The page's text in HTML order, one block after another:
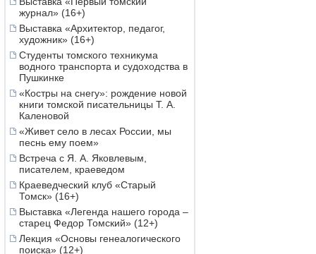
журнал» (16+)
Выставка «Архитектор, педагог,
художник» (16+)
Студенты томского техникума
водного транспорта и судоходства в
Пушкинке
«Костры на снегу»: рождение новой
книги томской писательницы Т. А.
Каленовой
«Живет село в лесах России, мы
песнь ему поем»
Встреча с Я. А. Яковлевым,
писателем, краеведом
Краеведческий клуб «Старый
Томск» (16+)
Выставка «Легенда нашего города –
старец Федор Томский» (12+)
Лекция «Основы генеалогического
поиска» (12+)